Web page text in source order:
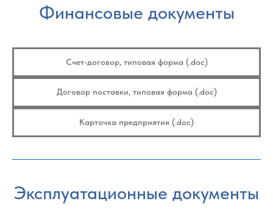
Финансовые документы
Счет-договор, типовая форма (.doc)
Договор поставки, типовая форма (.doc)
Карточка предприятия (.doc)
Эксплуатационные документы